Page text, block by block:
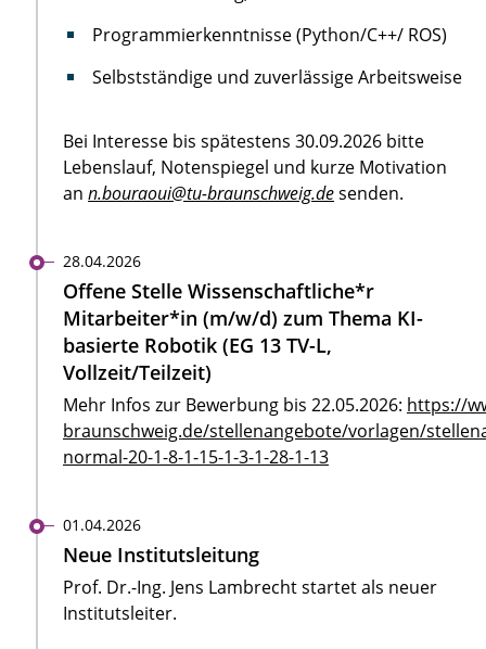
Programmierkenntnisse (Python/C++/ ROS)
Selbstständige und zuverlässige Arbeitsweise
Bei Interesse bis spätestens 30.09.2026 bitte
Lebenslauf, Notenspiegel und kurze Motivation
an n.bouraoui@tu-braunschweig.desenden.
28.04.2026
Offene Stelle Wissenschaftliche*r
Mitarbeiter*in (m/w/d) zum Thema KI-
basierte Robotik (EG 13 TV-L,
Vollzeit/Teilzeit)
Mehr Infos zur Bewerbung bis 22.05.2026: https://
braunschweig.de/stellenangebote/vorlagen/
normal-20-1-8-1-15-1-3-1-28-1-13
01.04.2026
Neue Institutsleitung
Prof. Dr.-Ing. Jens Lambrecht startet als neuer
Institutsleiter.